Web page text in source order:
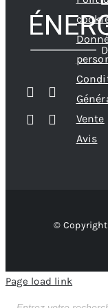
la
page
du
Vente
Avis
©
Page load link